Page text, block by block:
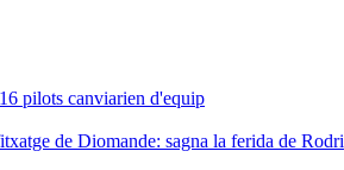
pilots canviarien d'equip
de Diomande: sagna la ferida de Rodri